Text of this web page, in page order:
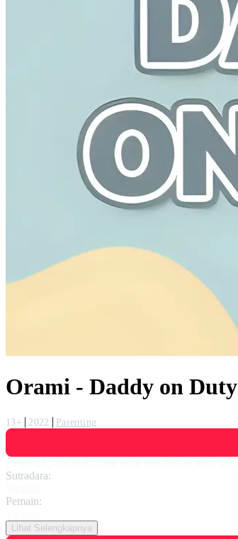
Orami - Daddy on Duty
13+ 2022
Parenting
Sutradara:
Pemain:
Lihat Selengkapnya